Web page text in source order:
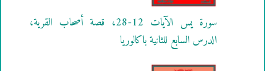
سورة يس الآيات 12-28، قصة أصحاب القرية،
الدرس السابع للثانية باكالوريا